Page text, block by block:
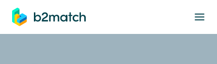
springen